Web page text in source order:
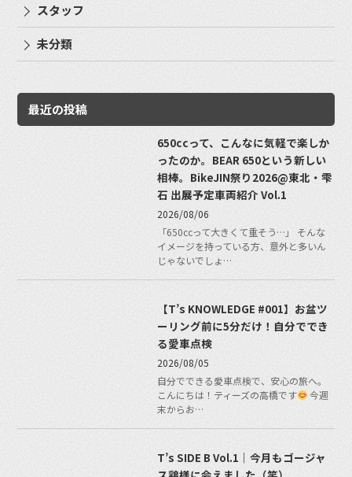
スタッフ
未分類
最近の投稿
650ccって、こんなに気軽で楽しか
ったのか。BEAR 650という新しい
相棒。BikeJIN祭り2026@東北・雫
石 出展予定車両紹介 Vol.1
2026/08/06
「650ccって大きくて重そう…」 そんな
イメージを持っている方、意外と多いん
じゃないでしょ…
【T’s KNOWLEDGE #001】お盆ツ
ーリング前に5分だけ！自分ででき
る愛車点検
2026/08/05
自分でできる愛車点検で、安心の旅へ。
こんにちは！ティーズの高橋です
今週
末からお…
T’s SIDE B Vol.1｜今月もゴージャ